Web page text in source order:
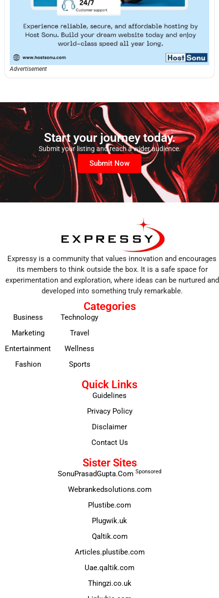
Advertisement
Start your journey today.
Submit your listing and reach a wider audience.
Submit Now
Expressy is a community that values innovation and encourages
its members to think outside the box. It is a safe space for
experimentation and exploration, where ideas can be nurtured and
developed into something truly remarkable.
Categories
Business
Marketing
Entertainment
Fashion
Technology
Travel
Wellness
Sports
Quick Links
Guidelines
Privacy Policy
Disclaimer
Contact Us
Sister Sites
SonuPrasadGupta.Com Sponsored
Webrankedsolutions.com
Plustibe.com
Plugwik.uk
Qaltik.com
Articles.plustibe.com
Uae.qaltik.com
Thingzi.co.uk